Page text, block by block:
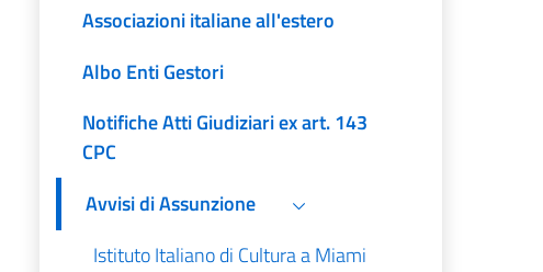
Associazioni italiane all'estero
Albo Enti Gestori
Notifiche Atti Giudiziari ex art. 143
CPC
Avvisi di Assunzione
Istituto Italiano di Cultura a Miami